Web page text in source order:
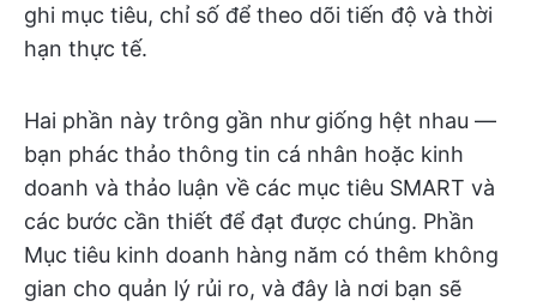
ghi mục tiêu, chỉ số để theo dõi tiến độ và thời
hạn thực tế.
Hai phần này trông gần như giống hệt nhau —
bạn phác thảo thông tin cá nhân hoặc kinh
doanh và thảo luận về các mục tiêu SMART và
các bước cần thiết để đạt được chúng. Phần
Mục tiêu kinh doanh hàng năm có thêm không
gian cho quản lý rủi ro, và đây là nơi bạn sẽ